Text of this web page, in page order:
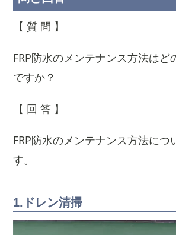
【 質 問 】
FRP防水のメンテナンス方法はど
ですか？
【 回 答 】
FRP防水のメンテナンス方法につ
す。
1.ドレン清掃